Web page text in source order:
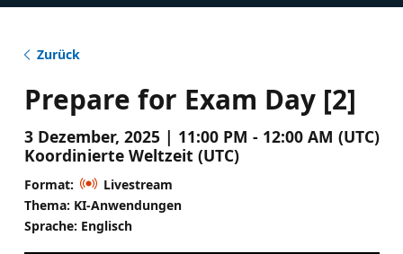
Zurück
Prepare for Exam Day [2]
3 Dezember, 2025 | 11:00 PM - 12:00 AM (UTC)
Koordinierte Weltzeit (UTC)
Format:
Livestream
Thema: KI-Anwendungen
Sprache: Englisch